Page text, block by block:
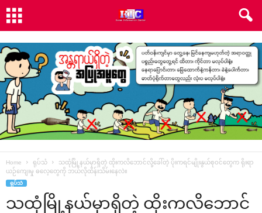
Home ရုပ်သံ
သထုံမြို့နယ်မှာရှိတဲ့ ထိုးကလိ‌ဘောင်လို့‌ခေါ်တဲ့ ပိုးကရင်မျိုးနွယ်စုဝင်‌တွေက ရိုးရာ
ယဉ်‌ကျေးမှု ဓ‌လေ့‌တွေကို ဘယ်လိုထိန်းသိမ်း‌နေလဲ။
ရုပ်သံ
သထုံမြို့နယ်မှာရှိတဲ့ ထိုးကလိ‌ဘောင်